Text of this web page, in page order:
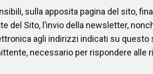
sulla apposita pagina del sito,
del Sito, l’invio della newsletter,
agli indirizzi indicati su questo
necessario per rispondere alle